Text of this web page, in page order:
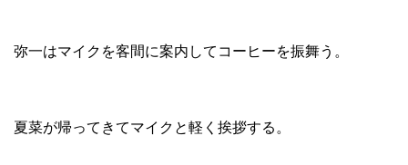
弥一はマイクを客間に案内してコーヒーを振舞う。
夏菜が帰ってきてマイクと軽く挨拶する。